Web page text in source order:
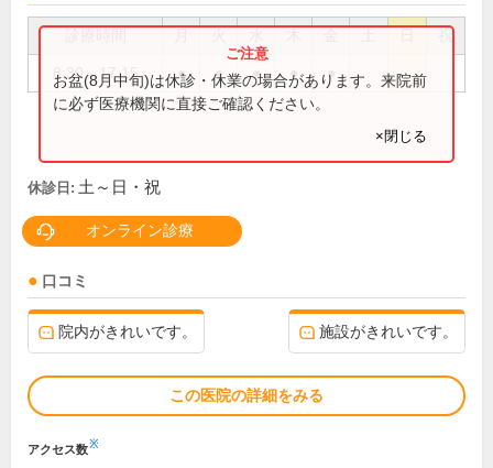
祝
8:30～17:15 ● ● ● ● ●
お盆(8月中旬)は休診・休業の場合があります。来院前
に必ず医療機関に直接ご確認ください。
×閉じる
休診日: 土～日・祝
オンライン診療
口コミ
院内がきれいです。 施設がきれいです。
この医院の詳細をみる
アクセス数※